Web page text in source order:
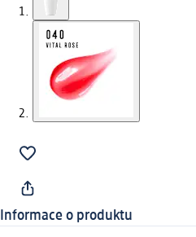
Informace o produktu